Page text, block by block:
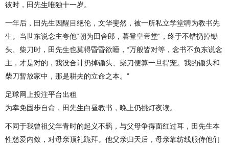
彼时，田先生唯独十一岁。
一年后，田先生因醒目绝伦，文华斐然，被一所私立学堂聘为教书先
生。当世东说念主夸他“朝为田舍郎，暮登皇帝堂”，终于不错扔掉锄
头、柴刀时，田先生也莫得昏昏欲睡，“万般皆对等，念书不负东说念
主，才是对的，我没合计扔掉锄头、柴刀便算一旦得宠。我的锄头和
柴刀暂放家中，那是耕夫的立命之本。”
足球网上投注平台出租
为幸免固步自命，田先生白昼教书，晚上仍挑灯夜读。
不同于我曾祖父年青时的起义不羁，与父母争得面红过耳，田先生本
性慈爱内敛，对母亲顶礼跪拜。他父亲归天后，母亲靠纺线服侍他们